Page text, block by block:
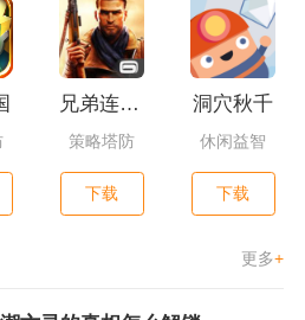
兄弟连3：战争之子
策略塔防
下载
洞穴秋千
休闲益智
下载
更多+